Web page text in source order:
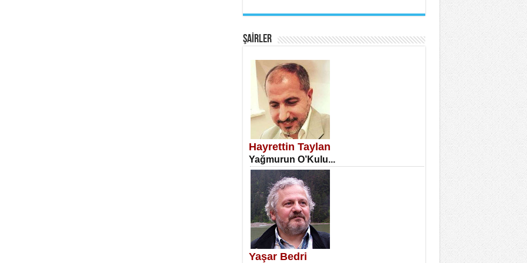
SATILMIŞ ÜMİT ÇETİNKAYA
Erkenlik...
NECLA DİLEK ARSLAN
Öğretmenler Günü Mahkemesi...
ŞAİRLER
Hayrettin Taylan
Yağmurun O’Kulu...
Yaşar Bedri